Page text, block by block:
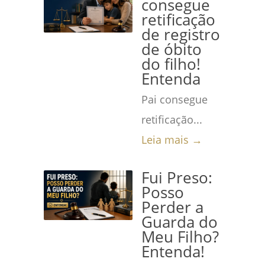
consegue
retificação
de registro
de óbito
do filho!
Entenda
Pai consegue
retificação...
Leia mais →
Fui Preso:
Posso
Perder a
Guarda do
Meu Filho?
Entenda!